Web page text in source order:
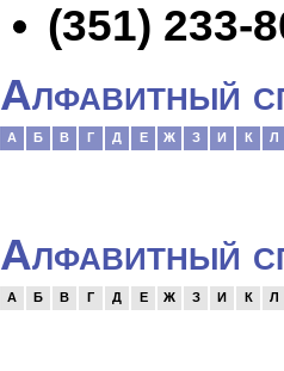
(351) 233-
Алфавитный
А Б В Г Д Е Ж З И К Л
Алфавитный
А Б В Г Д Е Ж З И К Л